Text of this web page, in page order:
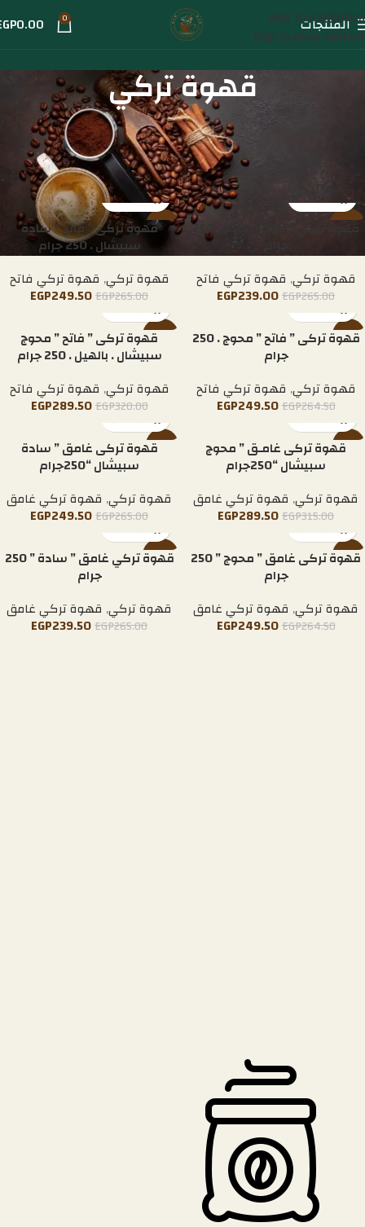
Skip to navigation
Skip to main content
المنتجات 0
0.00
قهوة تركي
-10% قهوة تركى ” فاتح ” سادة . 250
قهوة تركي, قهوة تركي فاتح
EGP265.00
EGP239.00
-6%قهوة تركى ” فاتح ” سادة
سبيشال . 250 جرام
قهوة تركي, قهوة تركي فاتح
EGP265.00
EGP249.50
-6% قهوة تركى ” فاتح ” محوج . 250
جرام
قهوة تركي, قهوة تركي فاتح
EGP264.50
EGP249.50
-10%قهوة تركى ” فاتح ” محوج
سبيشال . بالهيل . 250 جرام
قهوة تركي, قهوة تركي فاتح
EGP320.00
EGP289.50
-8%قهوة تركى غامـق ” محوج
سبيشال “250جرام
قهوة تركي, قهوة تركي غامق
EGP315.00
EGP289.50
-6%قهوة تركى غامق ” سادة
سبيشال “250جرام
قهوة تركي, قهوة تركي غامق
EGP265.00
EGP249.50
-6% قهوة تركى غامق ” محوج ” 250
جرام
قهوة تركي, قهوة تركي غامق
EGP264.50
EGP249.50
-10% قهوة تركي غامق ” سادة ” 250
جرام
قهوة تركي, قهوة تركي غامق
EGP265.00
EGP239.50